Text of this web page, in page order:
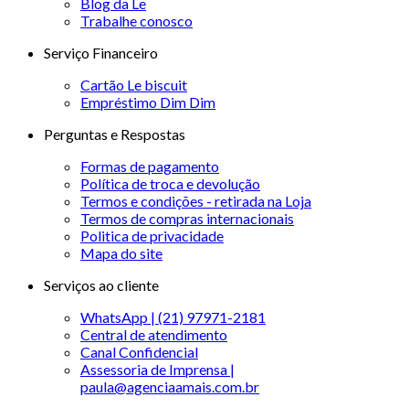
Trabalhe conosco
Serviço Financeiro
Cartão Le biscuit
Empréstimo Dim Dim
Perguntas e Respostas
Formas de pagamento
Política de troca e devolução
Termos e condições - retirada na Loja
Termos de compras internacionais
Politica de privacidade
Mapa do site
Serviços ao cliente
WhatsApp | (21) 97971-2181
Central de atendimento
Canal Confidencial
Assessoria de Imprensa |
paula@agenciaamais.com.br